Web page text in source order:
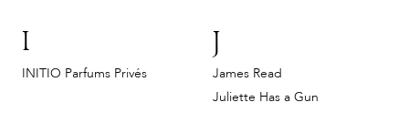
I
INITIO Parfums Privés
J
James Read
Juliette Has a Gun